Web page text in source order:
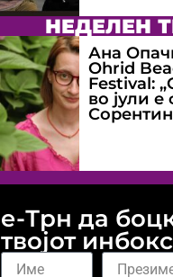
НЕДЕЛЕН
Ана
Оhrid
Festival:
во јули
е-Трн да
твојот инбокс